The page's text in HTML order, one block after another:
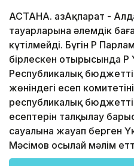
АСТАНА. ҚазАқпарат -
тауарларына әлемдік
күтілмейді. Бүгін ҚР
бірлескен отырысында ҚР
Республикалық
жөніндегі есеп
республикалық
есептерін талқылау
сауалына жауап берген
Мәсімов осылай мәлім